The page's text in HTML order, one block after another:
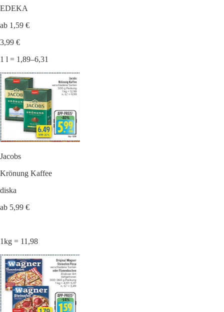
EDEKA
ab 1,59 €
3,99 €
1 l = 1,89–6,31
Jacobs
Krönung Kaffee
diska
ab 5,99 €
1kg = 11,98